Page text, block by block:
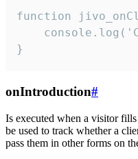
function
}
onIntroduction#
Is executed when a visitor
be used to track whether a
pass them in other forms on